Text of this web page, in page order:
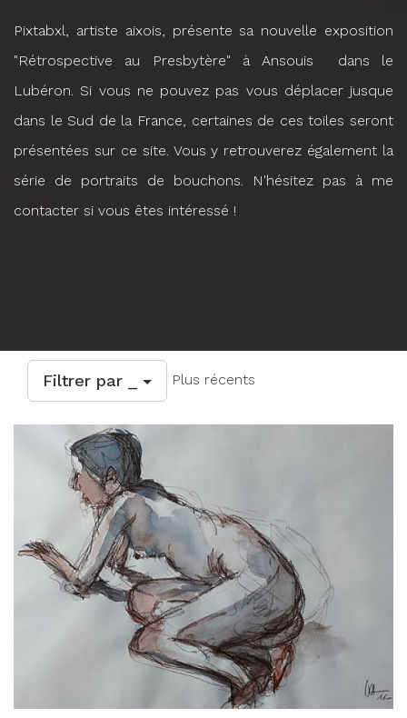
Pixtabxl, artiste aixois, présente sa nouvelle exposition
"Rétrospective au Presbytère" à Ansouis dans le
Lubéron. Si vous ne pouvez pas vous déplacer jusque
dans le Sud de la France, certaines de ces toiles seront
présentées sur ce site. Vous y retrouverez également la
série de portraits de bouchons. N'hésitez pas à me
contacter si vous êtes intéressé !
Filtrer par _ Plus récents